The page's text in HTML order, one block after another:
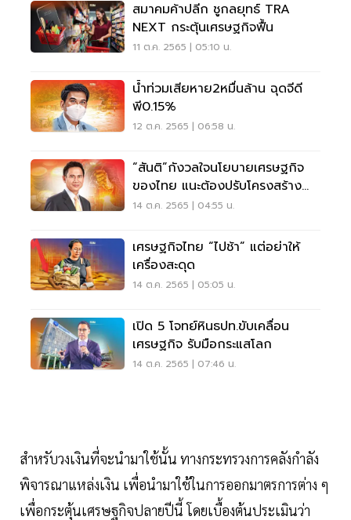
สมาคมค้าปลีก ชูกลยุทธ์ TRA
NEXT กระตุ้นเศรษฐกิจฟื้น
11 ต.ค. 2565 | 05:10 น.
น้ำท่วมเสียหาย2หมื่นล้าน ฉุดจีดี
พี0.15%
12 ต.ค. 2565 | 06:58 น.
“สันติ”กังวลใจนโยบายเศรษฐกิจ
ของไทย แนะต้องปรับโครงสร้าง
อย่างเป็นรูปธรรม
14 ต.ค. 2565 | 04:55 น.
เศรษฐกิจไทย “ไปช้า” แต่อย่าให้
เครื่องสะดุด
14 ต.ค. 2565 | 05:05 น.
เปิด 5 โจทย์หินธปท.ขับเคลื่อน
เศรษฐกิจ รับมือกระแสโลก
14 ต.ค. 2565 | 07:46 น.
สำหรับวงเงินที่จะนำมาใช้นั้น ทางกระทรวงการคลังกำลัง
พิจารณาแหล่งเงิน เพื่อนำมาใช้ในการออกมาตรการต่าง ๆ
เพื่อกระตุ้นเศรษฐกิจปลายปีนี้ โดยเบื้องต้นประเมินว่า